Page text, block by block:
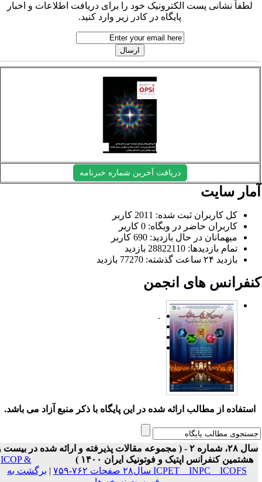
لطفاً نشانی پست الکترونیک خود را برای دریافت اطلاعات و اخبار
پایگاه در کادر زیر وارد کنید.
دریافت آخرین شماره خبرنامه
سایت
کل کاربران ثبت شده: 2011 کاربر
کاربران حاضر در وبگاه: 0 کاربر
میهمانان در حال بازدید: 690 کاربر
تمام بازدید‌ها: 28822110 بازدید
بازدید ۲۴ ساعت گذشته: 77270 بازدید
های انجمن
.
استفاده از مطالب ارائه شده در این پایگاه با ذکر منبع آزاد می باشد.
سال ۲۸، شماره ۲ - ( مجموعه مقالات پذیرفته و ارائه شده در بیست و
هشتمین کنفرانس اپتیک و فوتونیک ایران ۱۴۰۰ )
ICOP &
ICPET _ INPC _ ICOFS سال۲۸ صفحات ۷۶۲-۷۵۹
|برگشت به